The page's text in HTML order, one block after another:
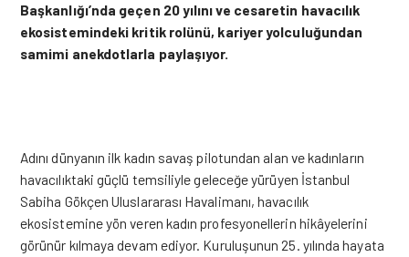
Başkanlığı’nda geçen 20 yılını ve cesaretin havacılık
ekosistemindeki kritik rolünü, kariyer yolculuğundan
samimi anekdotlarla paylaşıyor.
Adını dünyanın ilk kadın savaş pilotundan alan ve kadınların
havacılıktaki güçlü temsiliyle geleceğe yürüyen İstanbul
Sabiha Gökçen Uluslararası Havalimanı, havacılık
ekosistemine yön veren kadın profesyonellerin hikâyelerini
görünür kılmaya devam ediyor. Kuruluşunun 25. yılında hayata